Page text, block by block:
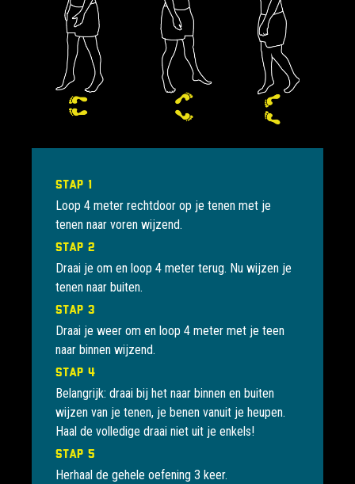
Stap 1
Loop 4 meter rechtdoor op je tenen met je
tenen naar voren wijzend.
Stap 2
Draai je om en loop 4 meter terug. Nu wijzen je
tenen naar buiten.
Stap 3
Draai je weer om en loop 4 meter met je teen
naar binnen wijzend.
Stap 4
Belangrijk: draai bij het naar binnen en buiten
wijzen van je tenen, je benen vanuit je heupen.
Haal de volledige draai niet uit je enkels!
Stap 5
Herhaal de gehele oefening 3 keer.